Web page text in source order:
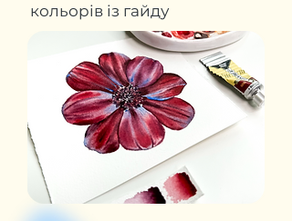
кольорів із гайду